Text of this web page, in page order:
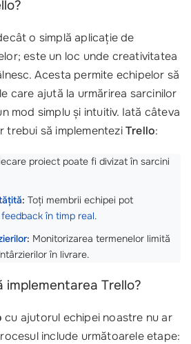
o simplă aplicație de
este un loc unde creativitatea
Acesta permite echipelor să
care ajută la urmărirea sarcinilor
mod simplu și intuitiv. Iată câteva
trebui să implementeziTrello:
proiect poate fi divizat în sarcini
: Toți membrii echipei pot
feedback în timp real.
: Monitorizarea termenelor limită
în livrare.
implementarea Trello?
cu ajutorul echipei noastre nu ar
include următoarele etape: